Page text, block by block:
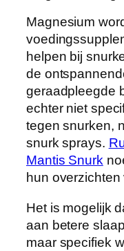
Magnesium
helpen bij
de
geraadpleegde
echter niet
tegen snurken,
snurk sprays.
Mantis Snurk
hun
Het is mogelijk
aan betere
maar specifiek